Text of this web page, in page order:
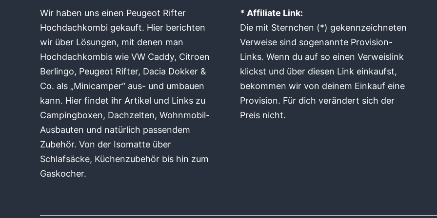
Wir haben uns einen Peugeot Rifter
Hochdachkombi gekauft. Hier berichten
wir über Lösungen, mit denen man
Hochdachkombis wie VW Caddy, Citroen
Berlingo, Peugeot Rifter, Dacia Dokker &
Co. als „Minicamper“ aus- und umbauen
kann. Hier findet ihr Artikel und Links zu
Campingboxen, Dachzelten, Wohnmobil-
Ausbauten und natürlich passendem
Zubehör. Von der Isomatte über
Schlafsäcke, Küchenzubehör bis hin zum
Gaskocher.
* Affiliate Link:
Die mit Sternchen (*) gekennzeichneten
Verweise sind sogenannte Provision-
Links. Wenn du auf so einen Verweislink
klickst und über diesen Link einkaufst,
bekommen wir von deinem Einkauf eine
Provision. Für dich verändert sich der
Preis nicht.